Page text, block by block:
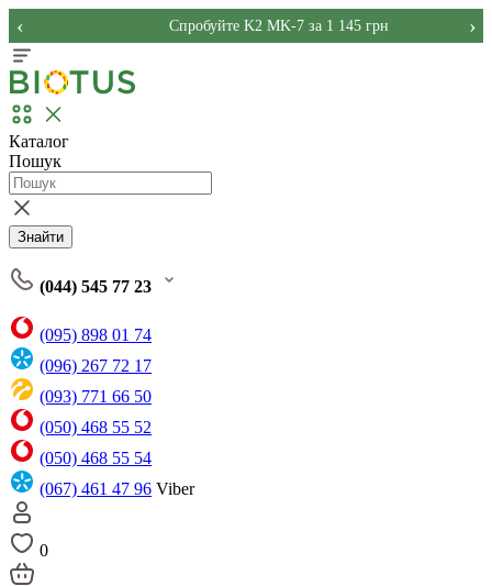
Спробуйте K2 MK-7 за 1 145 грн
‹ ›
Каталог
Пошук
Знайти
(044) 545 77 23
(095) 898 01 74
(096) 267 72 17
(093) 771 66 50
(050) 468 55 52
(050) 468 55 54
(067) 461 47 96 Viber
0